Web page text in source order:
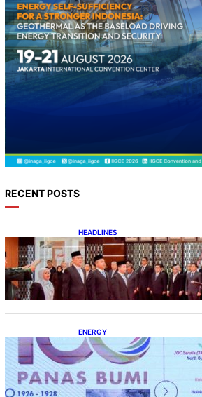
RECENT POSTS
HEADLINES
Lana Saria Dilantik
Geologi
ENERGY
Momentum 100 Tahun
Akselerasi